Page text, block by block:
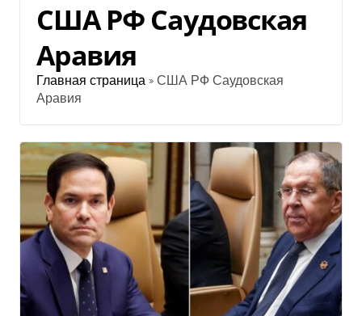
США РФ Саудовская
Аравия
Главная страница » США РФ Саудовская
Аравия